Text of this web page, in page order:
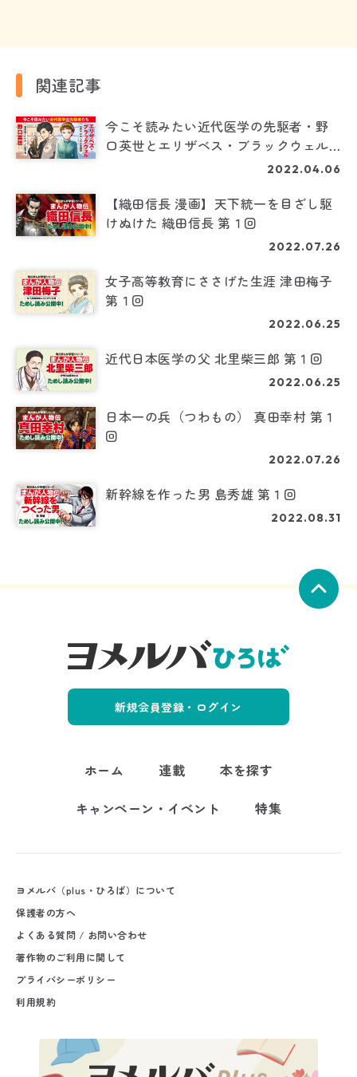
関連記事
今こそ読みたい近代医学の先駆者・野
口英世とエリザベス・ブラックウェル
2022.04.06
【織田信長 漫画】天下統一を目ざし駆
けぬけた 織田信長 第１回
2022.07.26
女子高等教育にささげた生涯 津田梅子
第１回
2022.06.25
近代日本医学の父 北里柴三郎 第１回
2022.06.25
日本一の兵（つわもの） 真田幸村 第１
回
2022.07.26
新幹線を作った男 島秀雄 第１回
2022.08.31
新規会員登録・ログイン
ホーム 連載
本を探す
キャンペーン・イベント
特集
ヨメルバ（plus・ひろば）について
保護者の方へ
よくある質問 / お問い合わせ
著作物のご利用に関して
プライバシーポリシー
利用規約